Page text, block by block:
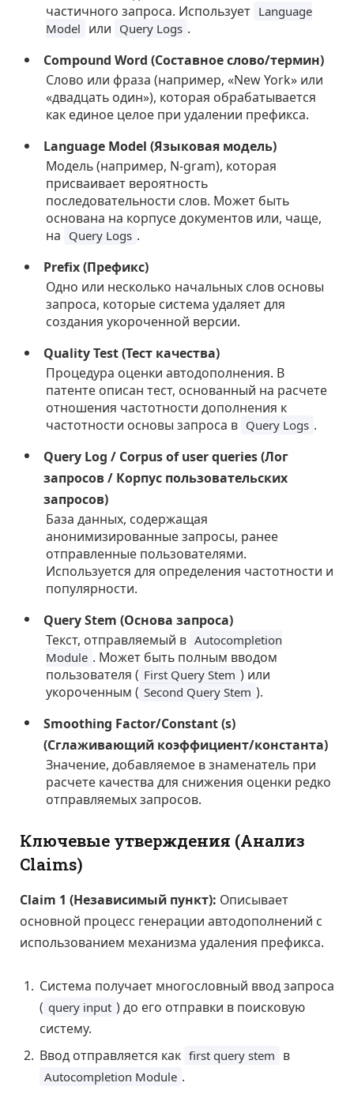
частичного запроса. Использует Language
Model или Query Logs .
Compound Word (Составное слово/термин)
Слово или фраза (например, «New York» или
«двадцать один»), которая обрабатывается
как единое целое при удалении префикса.
Language Model (Языковая модель)
Модель (например, N-gram), которая
присваивает вероятность
последовательности слов. Может быть
основана на корпусе документов или, чаще,
на Query Logs .
Prefix (Префикс)
Одно или несколько начальных слов основы
запроса, которые система удаляет для
создания укороченной версии.
Quality Test (Тест качества)
Процедура оценки автодополнения. В
патенте описан тест, основанный на расчете
отношения частотности дополнения к
частотности основы запроса в Query Logs .
Query Log / Corpus of user queries (Лог
запросов / Корпус пользовательских
запросов)
База данных, содержащая
анонимизированные запросы, ранее
отправленные пользователями.
Используется для определения частотности и
популярности.
Query Stem (Основа запроса)
Текст, отправляемый в Autocompletion
Module . Может быть полным вводом
пользователя ( First Query Stem ) или
укороченным ( Second Query Stem ).
Smoothing Factor/Constant (s)
(Сглаживающий коэффициент/константа)
Значение, добавляемое в знаменатель при
расчете качества для снижения оценки редко
отправляемых запросов.
Ключевые утверждения (Анализ
Claims)
Claim 1 (Независимый пункт): Описывает
основной процесс генерации автодополнений с
использованием механизма удаления префикса.
Система получает многословный ввод запроса
( query input ) до его отправки в поисковую
систему.
Ввод отправляется как first query stem в
Autocompletion Module .